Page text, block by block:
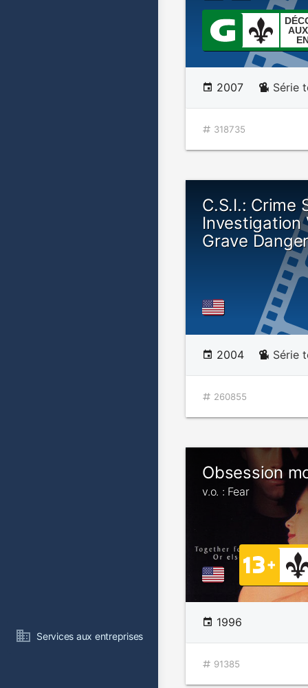
Services aux entreprises
2007 Série
318735
C.S.I.: Crime
Investigation
Grave
2004 Série
260855
Obsession
v.o. : Fear
1996
91385